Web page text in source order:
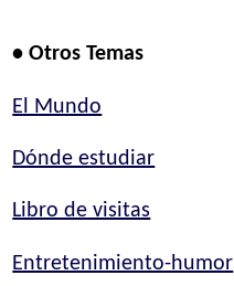
• Otros Temas
El Mundo
Dónde estudiar
Libro de visitas
Entretenimiento-humor